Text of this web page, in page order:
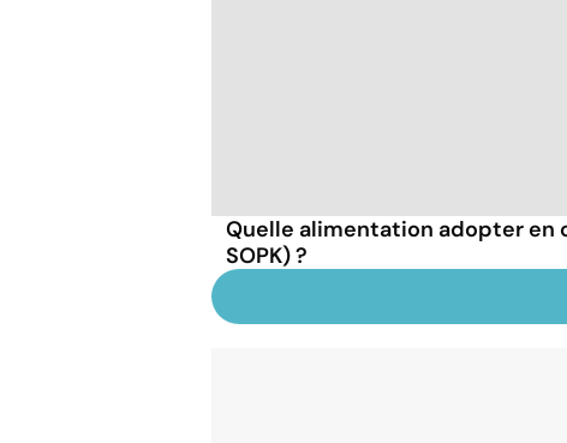
Quelle alimentation adopter en
SOPK) ?